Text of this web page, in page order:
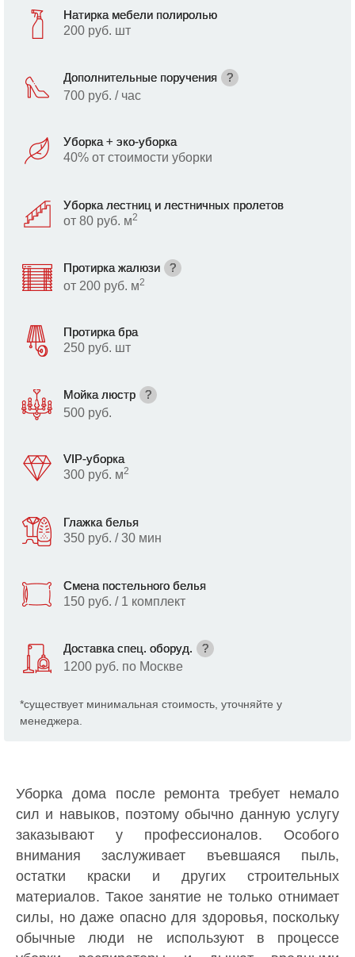
Натирка мебели полиролью
200 руб. шт
Дополнительные поручения
?
700 руб. / час
Уборка + эко-уборка
40% от стоимости уборки
Уборка лестниц и лестничных пролетов
от 80 руб. м2
Протирка жалюзи
?
от 200 руб. м2
Протирка бра
250 руб. шт
Мойка люстр
?
500 руб.
VIP-уборка
300 руб. м2
Глажка белья
350 руб. / 30 мин
Смена постельного белья
150 руб. / 1 комплект
Доставка спец. оборуд.
?
1200 руб. по Москве
*существует минимальная стоимость, уточняйте у
менеджера.
Уборка дома после ремонта требует немало
сил и навыков, поэтому обычно данную услугу
заказывают у профессионалов. Особого
внимания заслуживает въевшаяся пыль,
остатки краски и других строительных
материалов. Такое занятие не только отнимает
силы, но даже опасно для здоровья, поскольку
обычные люди не используют в процессе